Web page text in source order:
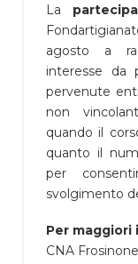
La
agosto a
interesse da
pervenute
non
quando il
quanto il
per
svolgimento
Per
CNA Frosinone